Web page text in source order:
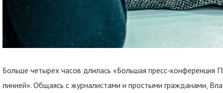
Больше четырёх часов длилась «Большая пресс-конференция
линией». Общаясь с журналистами и простыми гражданами,